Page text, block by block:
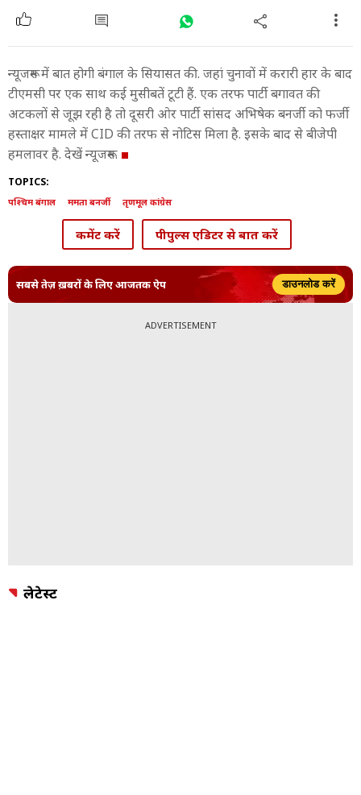
न्यूजरूम में बात होगी बंगाल के सियासत की. जहां चुनावों में करारी हार के बाद
टीएमसी पर एक साथ कई मुसीबतें टूटी हैं. एक तरफ पार्टी बगावत की
अटकलों से जूझ रही है तो दूसरी ओर पार्टी सांसद अभिषेक बनर्जी को फर्जी
हस्ताक्षर मामले में CID की तरफ से नोटिस मिला है. इसके बाद से बीजेपी
हमलावर है. देखें न्यूजरूम.
TOPICS:
पश्चिम बंगाल ममता बनर्जी तृणमूल कांग्रेस
कमेंट करें पीपुल्स एडिटर से बात करें
सबसे तेज़ ख़बरों के लिए आजतक ऐप डाउनलोड करें
ADVERTISEMENT
लेटेस्ट